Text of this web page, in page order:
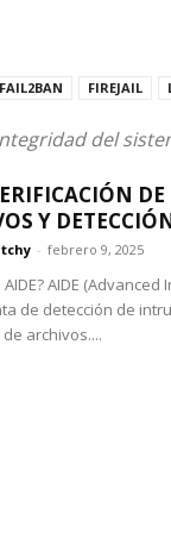
FAIL2BAN FIREJAIL
del
Y
- febrero 9, 2025
AIDE? AIDE
de detección de
archivos....